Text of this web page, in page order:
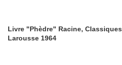
Livre "Phèdre" Racine, Classiques
Larousse 1964